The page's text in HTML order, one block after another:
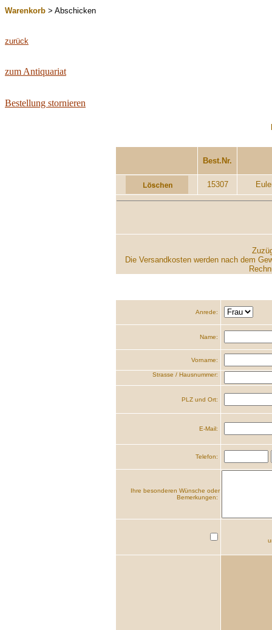
Warenkorb > Abschicken
zurück
zum Antiquariat
Bestellung stornieren
Best.Nr.
15307
Die Versandkosten werden nach dem
Anrede:
Name:
Vorname:
Strasse / Hausnummer:
PLZ und Ort:
E-Mail:
Telefon:
Ihre besonderen Wünsche oder
Bemerkungen: